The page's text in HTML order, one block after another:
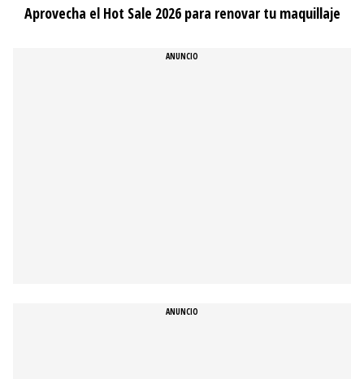
Aprovecha el Hot Sale 2026 para renovar tu maquillaje